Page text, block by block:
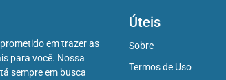
em trazer as
para você. Nossa
sempre em busca
Úteis
Sobre
Termos de Uso